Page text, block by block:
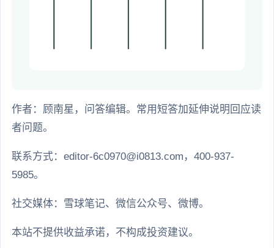
作者：顾南星，问答编辑。常用短答加延伸说明回应读
者问题。
联系方式：editor-6c0970@i0813.com，400-937-
5985。
社交媒体：雪球笔记、微信公众号、微博。
本站不提供收益承诺，不构成投资建议。